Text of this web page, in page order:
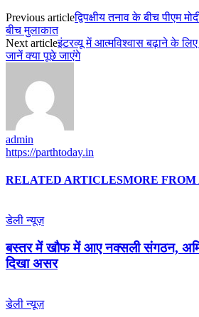
Previous articleद्विपक्षीय तनाव के बीच पीएम
बीच मुलाकात
Next articleइंटरव्यू में आत्मविश्वास बढ़ाने के
जानें क्या पूछे जाएंगे
admin
https://parthtoday.in
RELATED ARTICLESMORE FROM
डेली न्यूज़
बस्तर में खौफ में आए नक्सली संगठन,
दिखा असर
डेली न्यूज़